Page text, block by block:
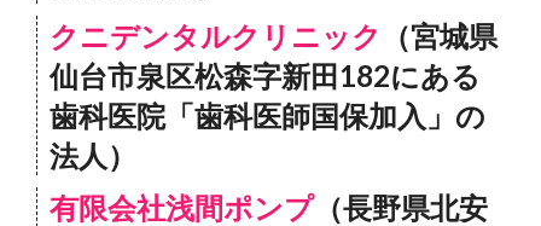
クニデンタルクリニック
（宮城県
仙台市泉区松森字新田182にある
歯科医院「歯科医師国保加入」の
法人）
有限会社浅間ポンプ（長野県北安